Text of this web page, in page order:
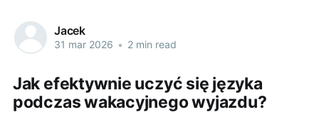
Jacek
31 mar 2026 • 2 min read
Jak efektywnie uczyć się języka
podczas wakacyjnego wyjazdu?